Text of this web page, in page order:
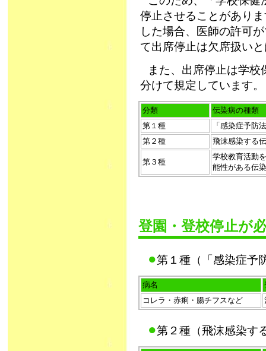
停止させることがあり
した場合、医師の許可
て出席停止は欠席扱い
また、出席停止は学
分けて規定しています。
分類
伝染病の種類
第１種
「感染症予防
第２種
飛沫感染する
第３種
学校教育活動
能性がある伝
登園・登校停止が
●第１種（「感染症予
病名
コレラ・赤痢・腸チフスなど
●第２種（飛沫感染す